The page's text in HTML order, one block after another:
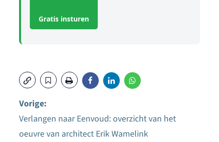
Gratis insturen
Bericht
Vorige:
Verlangen naar Eenvoud: overzicht van het
oeuvre van architect Erik Wamelink